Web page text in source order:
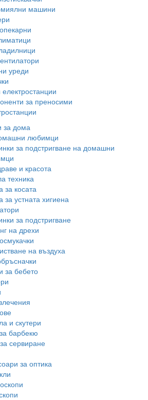
машини
уреди
за преносими
за дома
любимци
за подстригване на домашни
и красота
техника
за косата
за устната хигиена
за подстригване
на дрехи
на въздуха
за бебето
и скутери
барбекю
сервиране
за оптика